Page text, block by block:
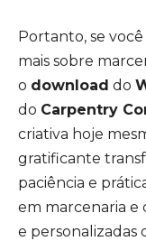
Portanto, se
mais sobre
o download do
do Carpentry
criativa hoje
gratificante
paciência e
em marcenaria e
e personalizadas